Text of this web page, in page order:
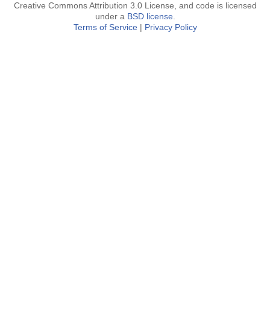
Creative Commons Attribution 3.0 License, and code is licensed
under a BSD license.
Terms of Service| Privacy Policy